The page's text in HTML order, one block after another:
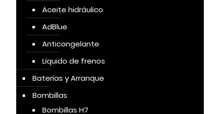
Aceite hidráulico
AdBlue
Anticongelante
Líquido de frenos
Baterías y Arranque
Bombillas
Bombillas H7